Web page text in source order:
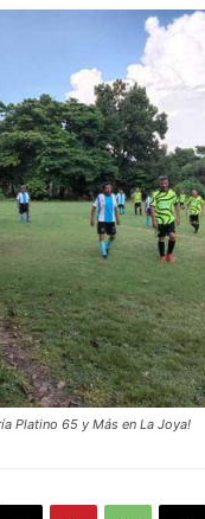
Platino 65 y Más en La Joya!